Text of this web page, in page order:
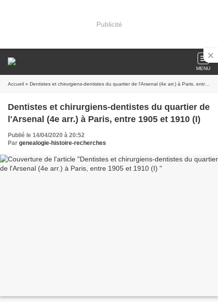
Publicité
MENU
Accueil » Dentistes et chirurgiens-dentistes du quartier de l'Arsenal (4e arr.) à Paris, entre 1905 et 1910 (I)
Dentistes et chirurgiens-dentistes du quartier de
l'Arsenal (4e arr.) à Paris, entre 1905 et 1910 (I)
Publié le 14/04/2020 à 20:52
Par genealogie-histoire-recherches